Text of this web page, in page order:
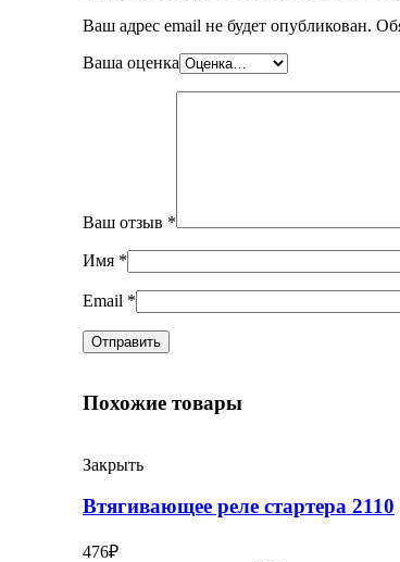
Ваш адрес email не будет опубликован.
Ваша оценка
Ваш отзыв *
Имя *
Email *
Похожие товары
Закрыть
Втягивающее реле стартера 2110
476₽